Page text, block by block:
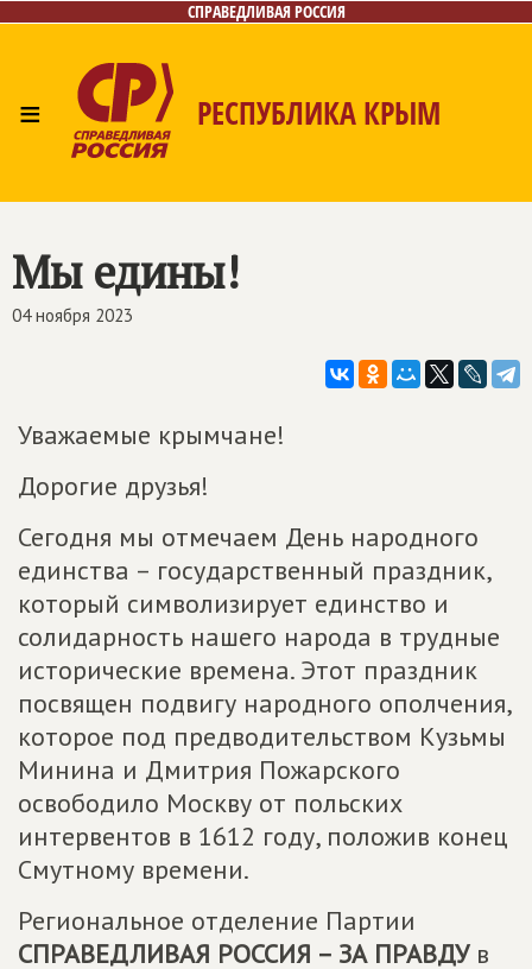
СПРАВЕДЛИВАЯ РОССИЯ
≡ РЕСПУБЛИКА КРЫМ
Контакты
Мы едины!
04 ноября 2023
Уважаемые крымчане!
Дорогие друзья!
Сегодня мы отмечаем День народного
единства – государственный праздник,
который символизирует единство и
солидарность нашего народа в трудные
исторические времена. Этот праздник
посвящен подвигу народного ополчения,
которое под предводительством Кузьмы
Минина и Дмитрия Пожарского
освободило Москву от польских
интервентов в 1612 году, положив конец
Смутному времени.
Региональное отделение Партии
СПРАВЕДЛИВАЯ РОССИЯ – ЗА ПРАВДУв